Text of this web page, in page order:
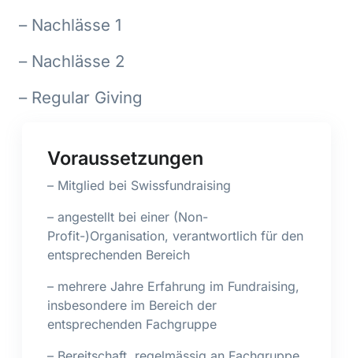
– Nachlässe 1
– Nachlässe 2
– Regular Giving
Voraussetzungen
– Mitglied bei Swissfundraising
– angestellt bei einer (Non-
Profit-)Organisation, verantwortlich für den
entsprechenden Bereich
– mehrere Jahre Erfahrung im Fundraising,
insbesondere im Bereich der
entsprechenden Fachgruppe